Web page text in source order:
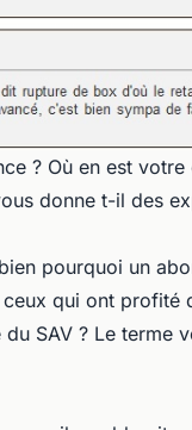
? Où en est
donne t-il des
pourquoi un
qui ont profité
SAV ? Le terme